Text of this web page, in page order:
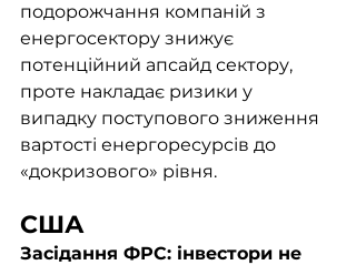
подорожчання компаній з
енергосектору знижує
потенційний апсайд сектору,
проте накладає ризики у
випадку поступового зниження
вартості енергоресурсів до
«докризового» рівня.
Засідання ФРС: інвестори не